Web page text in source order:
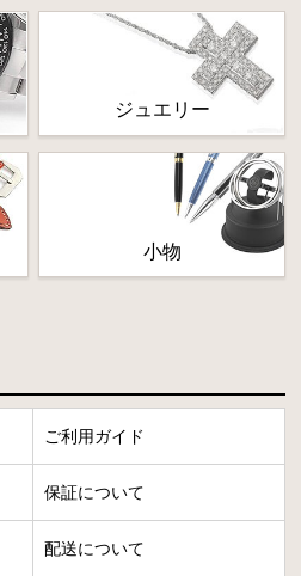
ジュエリー
小物
ご利用ガイド
保証について
配送について